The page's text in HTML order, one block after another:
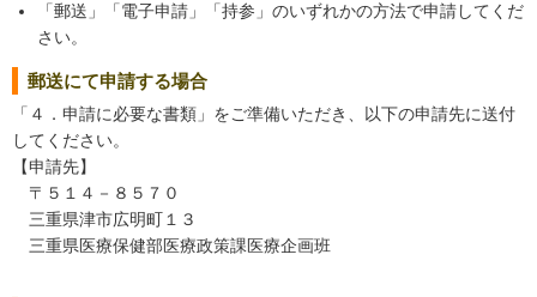
「郵送」「電子申請」「持参」のいずれかの方法で申請してくだ
さい。
郵送にて申請する場合
「４．申請に必要な書類」をご準備いただき、以下の申請先に送付
してください。
【申請先】
〒５１４－８５７０
三重県津市広明町１３
三重県医療保健部医療政策課医療企画班